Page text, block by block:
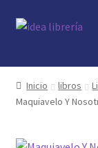
Ir
Ir
Inicio
contacto
libros
Inicio libros
Maquiavelo Y